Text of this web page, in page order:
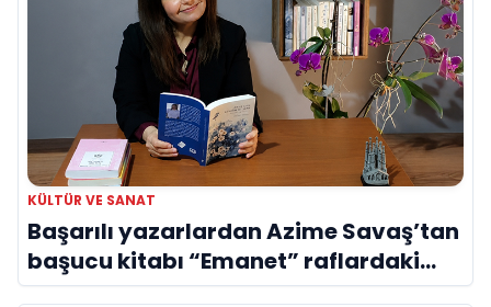
KÜLTÜR VE SANAT
Başarılı yazarlardan Azime Savaş’tan
başucu kitabı “Emanet” raflardaki
yerini aldı